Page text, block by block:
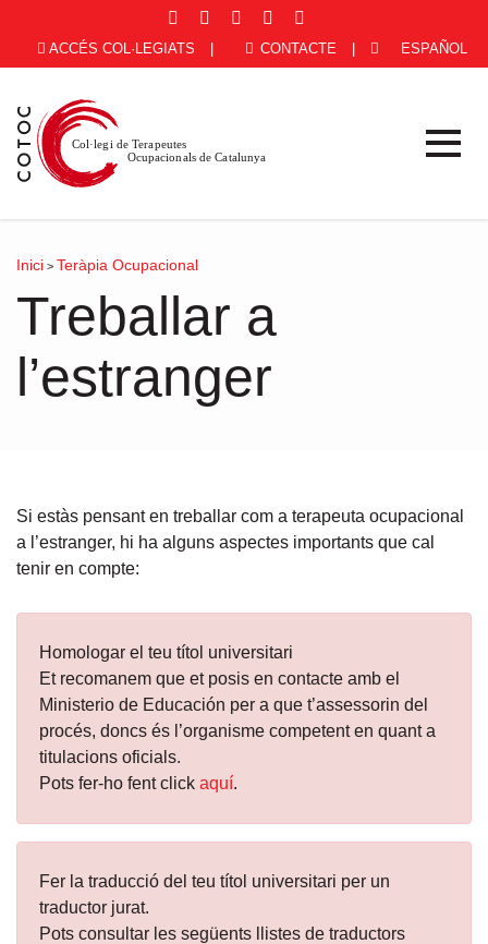
ACCÉS COL·LEGIATS CONTACTE ESPAÑOL
Inici > Teràpia Ocupacional
Treballar a
l’estranger
Si estàs pensant en treballar com a terapeuta ocupacional
a l’estranger, hi ha alguns aspectes importants que cal
tenir en compte:
Homologar el teu títol universitari
Et recomanem que et posis en contacte amb el
Ministerio de Educación per a que t’assessorin del
procés, doncs és l’organisme competent en quant a
titulacions oficials.
Pots fer-ho fent click aquí.
Fer la traducció del teu títol universitari per un
traductor jurat.
Pots consultar les següents llistes de traductors